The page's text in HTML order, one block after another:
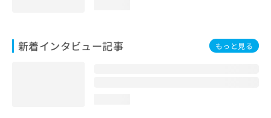
新着インタビュー記事 もっと見る